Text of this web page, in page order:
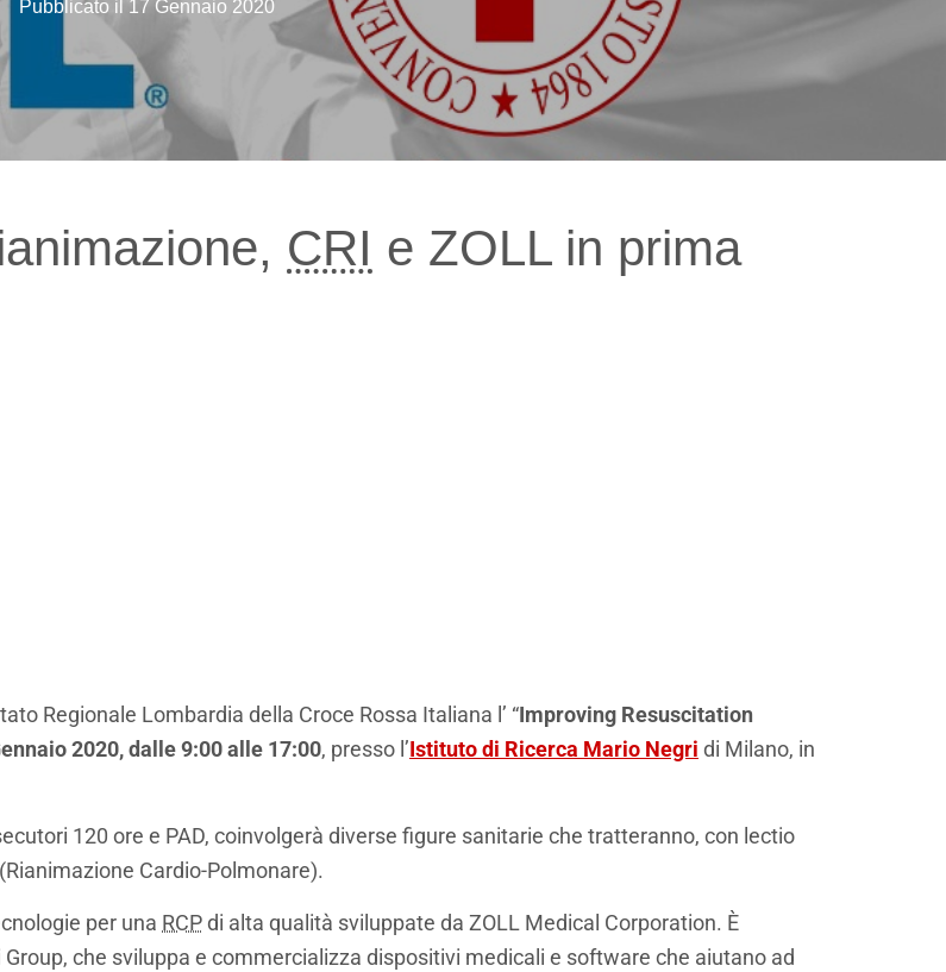
17 Gennaio 2020
CRI e ZOLL in prima
Regionale Lombardia della Croce Rossa Italiana l’ “Improving Resuscitation
2020, dalle 9:00 alle 17:00, presso l’Istituto di Ricerca Mario Negri di Milano, in
120 ore e PAD, coinvolgerà diverse figure sanitarie che tratteranno, con lectio
(Rianimazione Cardio-Polmonare).
per una RCPdi alta qualità sviluppate da ZOLL Medical Corporation. È
che sviluppa e commercializza dispositivi medicali e software che aiutano ad